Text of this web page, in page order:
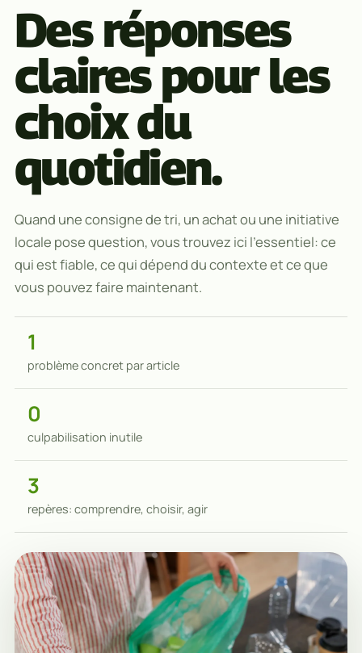
Des réponses
claires pour les
choix du
quotidien.
Quand une consigne de tri, un achat ou une initiative
locale pose question, vous trouvez ici l’essentiel: ce
qui est fiable, ce qui dépend du contexte et ce que
vous pouvez faire maintenant.
1
problème concret par article
0
culpabilisation inutile
3
repères: comprendre, choisir, agir